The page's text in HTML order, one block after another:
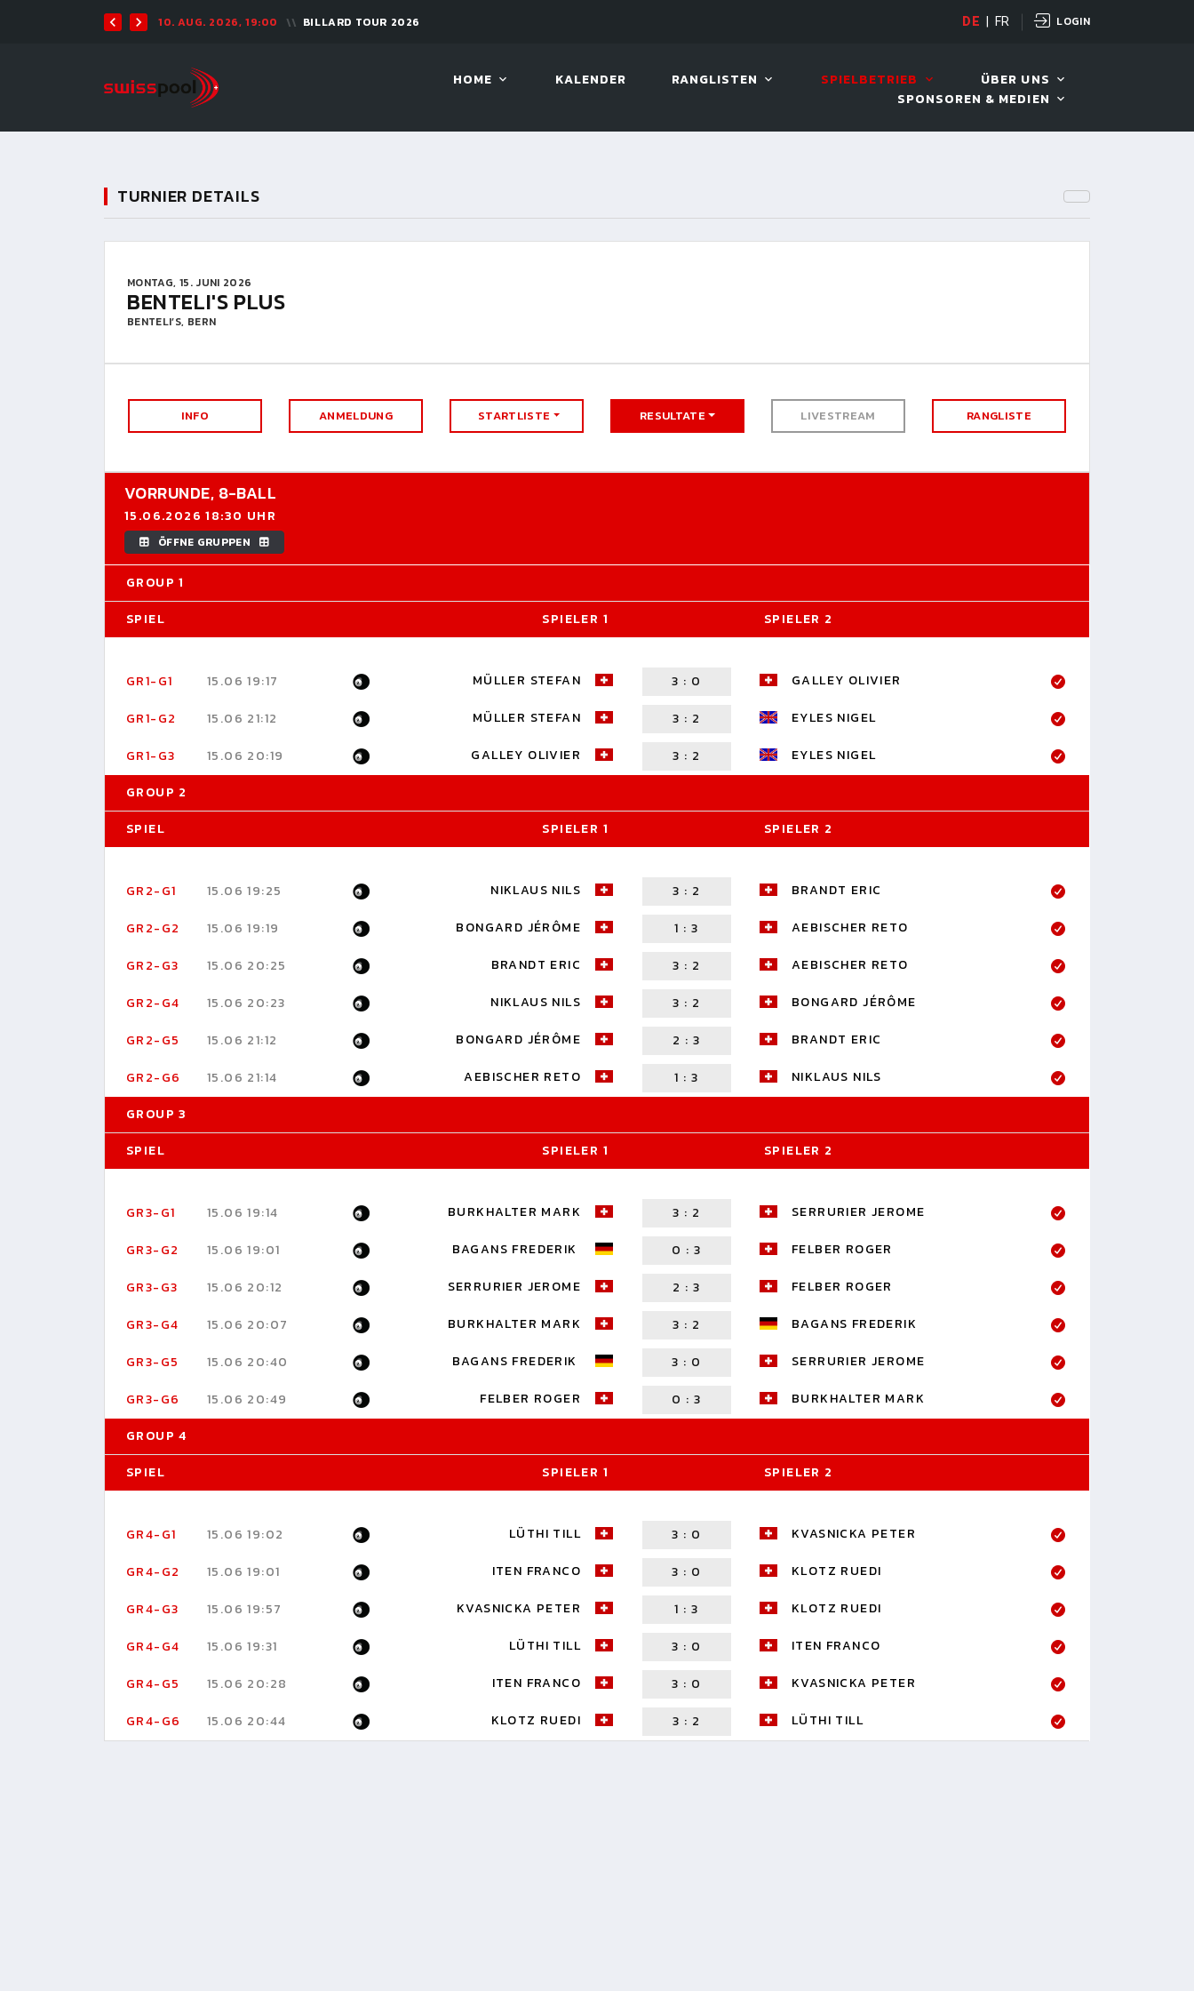
10. AUG. 2026, 19:00 BILLARD TOUR 2026 12. AUG. 2026, 19:00
DE FR LOGIN
HOME KALENDER RANGLISTEN SPIELBETRIEB
ÜBER UNS
SPONSOREN & MEDIEN
TURNIER DETAILS
MONTAG, 15. JUNI 2026
BENTELI'S PLUS
BENTELI’S, BERN
INFO ANMELDUNG STARTLISTE RESULTATE LIVESTREAM RANGLISTE
VORRUNDE, 8-BALL
15.06.2026 18:30 UHR
ÖFFNE GRUPPEN
GROUP 1
SPIEL
SPIELER 1 SPIELER 2
GR1-G1 15.06 19:17 MÜLLER STEFAN 3 : 0 GALLEY OLIVIER
GR1-G2 15.06 21:12 MÜLLER STEFAN 3 : 2 EYLES NIGEL
GR1-G3 15.06 20:19 GALLEY OLIVIER 3 : 2
EYLES NIGEL
GROUP 2
SPIEL
SPIELER 1 SPIELER 2
GR2-G1 15.06 19:25 NIKLAUS NILS 3 : 2 BRANDT ERIC
GR2-G2 15.06 19:19 BONGARD JÉRÔME 1 : 3 AEBISCHER RETO
GR2-G3 15.06 20:25 BRANDT ERIC 3 : 2 AEBISCHER RETO
GR2-G4 15.06 20:23 NIKLAUS NILS 3 : 2 BONGARD JÉRÔME
GR2-G5 15.06 21:12 BONGARD JÉRÔME 2 : 3 BRANDT ERIC
GR2-G6 15.06 21:14 AEBISCHER RETO 1 : 3
NIKLAUS NILS
GROUP 3
SPIEL
SPIELER 1 SPIELER 2
GR3-G1 15.06 19:14 BURKHALTER MARK 3 : 2 SERRURIER JEROME
GR3-G2 15.06 19:01 BAGANS FREDERIK 0 : 3 FELBER ROGER
GR3-G3 15.06 20:12 SERRURIER JEROME 2 : 3 FELBER ROGER
GR3-G4 15.06 20:07 BURKHALTER MARK 3 : 2 BAGANS FREDERIK
GR3-G5 15.06 20:40 BAGANS FREDERIK 3 : 0 SERRURIER JEROME
GR3-G6 15.06 20:49 FELBER ROGER 0 : 3
BURKHALTER MARK
GROUP 4
SPIEL
SPIELER 1 SPIELER 2
GR4-G1 15.06 19:02 LÜTHI TILL 3 : 0 KVASNICKA PETER
GR4-G2 15.06 19:01 ITEN FRANCO 3 : 0 KLOTZ RUEDI
GR4-G3 15.06 19:57 KVASNICKA PETER 1 : 3 KLOTZ RUEDI
GR4-G4 15.06 19:31 LÜTHI TILL 3 : 0 ITEN FRANCO
GR4-G5 15.06 20:28 ITEN FRANCO 3 : 0 KVASNICKA PETER
GR4-G6 15.06 20:44 KLOTZ RUEDI 3 : 2 LÜTHI TILL